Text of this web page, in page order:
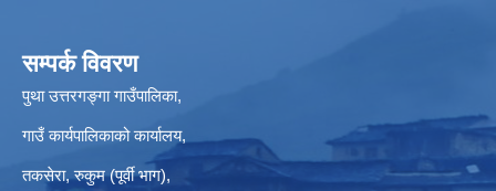
सम्पर्क विवरण
पुथा उत्तरगङ्गा गाउँपालिका,
गाउँ कार्यपालिकाको कार्यालय,
तकसेरा, रुकुम (पूर्वी भाग),